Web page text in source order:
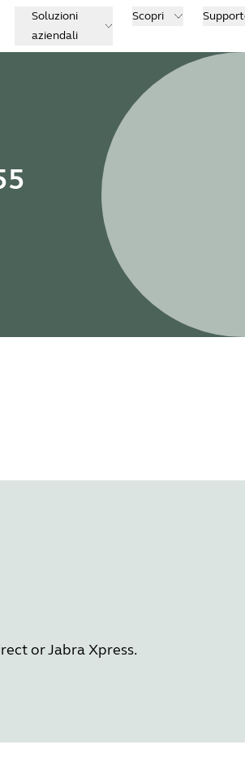
Soluzioni
aziendali
Scopri
or Jabra Xpress.